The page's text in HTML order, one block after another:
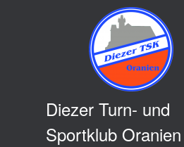
Diezer Turn- und
Sportklub